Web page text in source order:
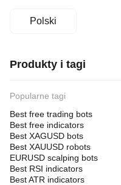
Polski
Produkty i tagi
Popularne tagi
Best free trading bots
Best free indicators
Best XAGUSD bots
Best XAUUSD robots
EURUSD scalping bots
Best RSI indicators
Best ATR indicators